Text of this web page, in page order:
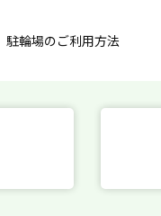
駐輪場のご利用方法